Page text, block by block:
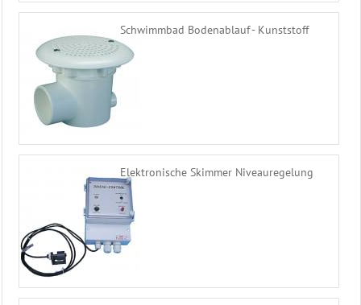
Schwimmbad Bodenablauf - Kunststoff
Elektronische Skimmer Niveauregelung